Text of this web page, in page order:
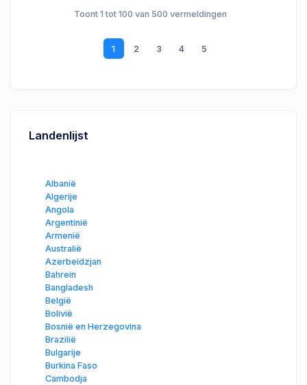
Toont 1 tot 100 van 500 vermeldingen
1 2 3 4 5
Landenlijst
Albanië
Algerije
Angola
Argentinië
Armenië
Australië
Azerbeidzjan
Bahrein
Bangladesh
België
Bolivië
Bosnië en Herzegovina
Brazilië
Bulgarije
Burkina Faso
Cambodja